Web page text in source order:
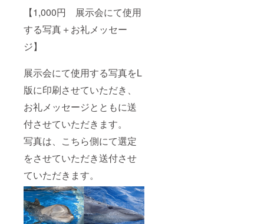
【1,000円 展示会にて使用
する写真＋お礼メッセー
ジ】
展示会にて使用する写真をL
版に印刷させていただき、
お礼メッセージとともに送
付させていただきます。
写真は、こちら側にて選定
をさせていただき送付させ
ていただきます。